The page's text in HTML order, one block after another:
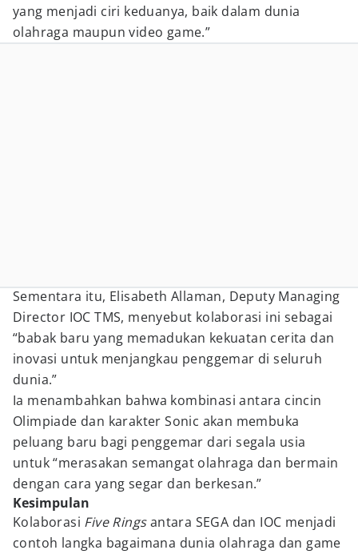
yang menjadi ciri keduanya, baik dalam dunia
olahraga maupun video game.”
Sementara itu, Elisabeth Allaman, Deputy Managing
Director IOC TMS, menyebut kolaborasi ini sebagai
“babak baru yang memadukan kekuatan cerita dan
inovasi untuk menjangkau penggemar di seluruh
dunia.”
Ia menambahkan bahwa kombinasi antara cincin
Olimpiade dan karakter Sonic akan membuka
peluang baru bagi penggemar dari segala usia
untuk “merasakan semangat olahraga dan bermain
dengan cara yang segar dan berkesan.”
Kesimpulan
Kolaborasi Five Ringsantara SEGA dan IOC menjadi
contoh langka bagaimana dunia olahraga dan game